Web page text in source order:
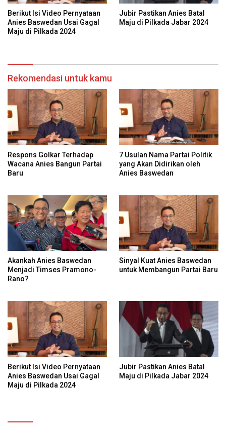
Berikut Isi Video Pernyataan
Anies Baswedan Usai Gagal
Maju di Pilkada 2024
Jubir Pastikan Anies Batal
Maju di Pilkada Jabar 2024
Rekomendasi untuk kamu
Respons Golkar Terhadap
Wacana Anies Bangun Partai
Baru
7 Usulan Nama Partai Politik
yang Akan Didirikan oleh
Anies Baswedan
Akankah Anies Baswedan
Menjadi Timses Pramono-
Rano?
Sinyal Kuat Anies Baswedan
untuk Membangun Partai Baru
Berikut Isi Video Pernyataan
Anies Baswedan Usai Gagal
Maju di Pilkada 2024
Jubir Pastikan Anies Batal
Maju di Pilkada Jabar 2024